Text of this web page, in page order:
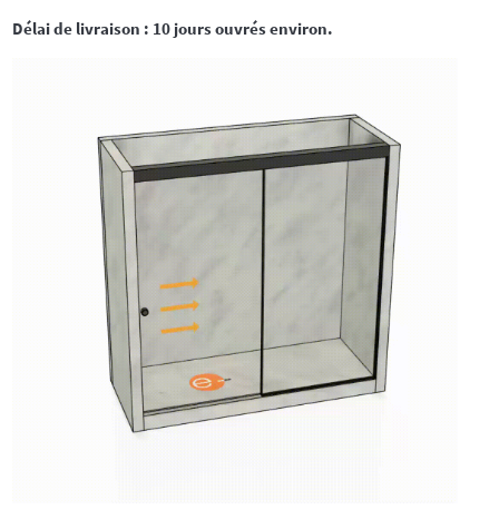
Délai de livraison : 10 jours ouvrés environ.